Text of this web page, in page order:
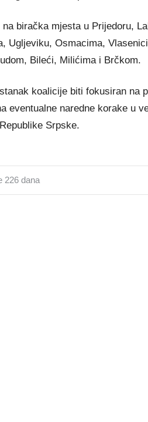
biračka mjesta u Prijedoru,
Ugljeviku, Osmacima,
Bileći, Milićima i Brčkom.
koalicije biti fokusiran na
eventualne naredne korake u
Srpske.
226 dana